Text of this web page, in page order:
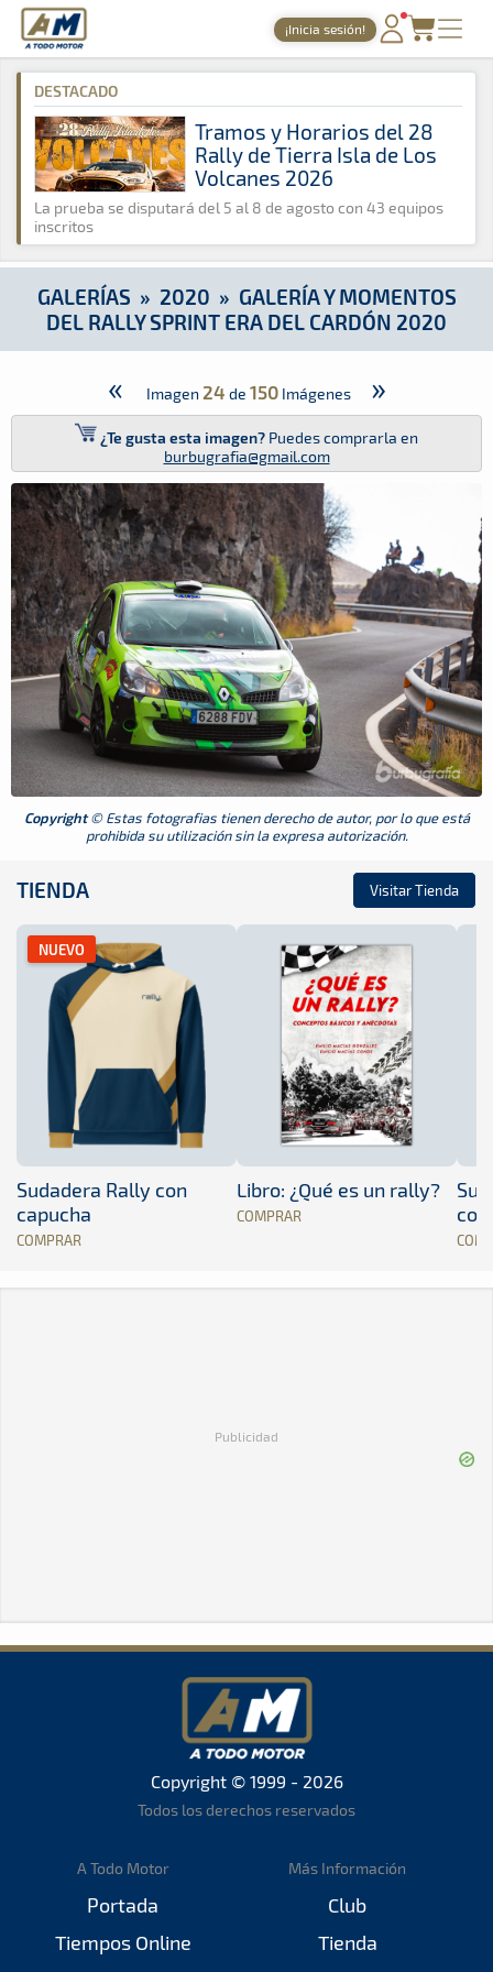
A Todo Motor · Revista del motor desde 1999
¡Inicia sesión!
PORTADA
TIEMPOS ONLINE
NOTICIAS
AGENDA
GALERÍAS
TIENDA
ARCHIVO
A Todo Motor » Galerías » 2020 » Galería y Momentos del
DESTACADO
Tramos y Horarios del 28
Rally de Tierra Isla de Los
Volcanes 2026
La prueba se disputará del 5 al 8 de agosto con 43 equipos
inscritos
GALERÍAS » 2020 » GALERÍA Y MOMENTOS
DEL RALLY SPRINT ERA DEL CARDÓN 2020
« Imagen 24 de 150Imágenes »
¿Te gusta esta imagen? Puedes comprarla en
burbugrafia@gmail.com
Copyright© Estas fotografias tienen derecho de autor, por lo que está
prohibida su utilización sin la expresa autorización.
TIENDA Visitar Tienda
NUEVO
Sudadera Rally con
capucha
COMPRAR
Libro: ¿Qué es un rally?
COMPRAR
Publicidad
Copyright © 1999 - 2026
Todos los derechos reservados
A Todo Motor
Portada
Tiempos Online
Más Información
Club
Tienda